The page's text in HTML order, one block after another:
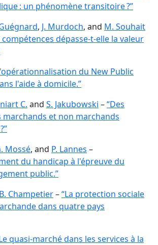
: un phénomène transitoire ?”
, J. Murdoch, and M. Souhait
compétences dépasse-t-elle la valeur
du New Public
l'aide à domicile.”
C. and S. Jakubowski –“Des
marchands et non marchands
Mossé, and P. Lannes –
du handicap à l'épreuve du
public.”
B. Champetier–“La protection sociale
dans quatre pays
quasi-marché dans les services à la